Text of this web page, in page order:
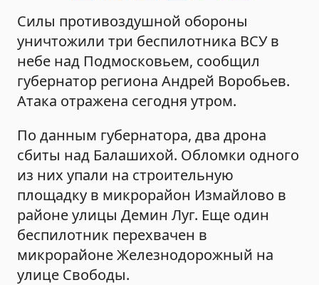
Силы противоздушной обороны
уничтожили три беспилотника ВСУ в
небе над Подмосковьем, сообщил
губернатор региона Андрей Воробьев.
Атака отражена сегодня утром.
По данным губернатора, два дрона
сбиты над Балашихой. Обломки одного
из них упали на строительную
площадку в микрорайон Измайлово в
районе улицы Демин Луг. Еще один
беспилотник перехвачен в
микрорайоне Железнодорожный на
улице Свободы.